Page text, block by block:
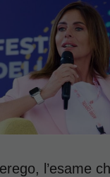
l’esame